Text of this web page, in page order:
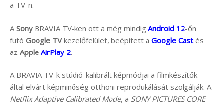
a TV-n.
A Sony BRAVIA TV-ken ott a még mindig Android 12-őn
futó Google TVkezelőfelület, beépített a Google Cast és
az Apple AirPlay 2.
A BRAVIA TV-k stúdió-kalibrált képmódjai a filmkészítők
által elvárt képminőség otthoni reprodukálását szolgálják. A
Netflix Adaptive Calibrated Mode, a SONY PICTURES CORE